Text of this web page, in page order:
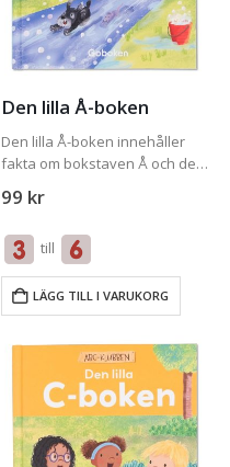
Den lilla Å-boken
Den lilla Å-boken innehåller
fakta om bokstaven Å och de
bokstavsmysteriet som den
möjliga av Den lilla Å-boken
bör du även…
99 kr
till
LÄGG TILL I VARUKORG